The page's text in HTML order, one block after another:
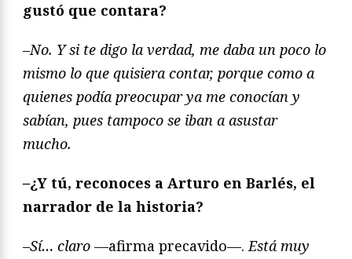
gustó que contara?
–No. Y si te digo la verdad, me daba un poco lo
mismo lo que quisiera contar, porque como a
quienes podía preocupar ya me conocían y
sabían, pues tampoco se iban a asustar
mucho.
–¿Y tú, reconoces a Arturo en Barlés, el
narrador de la historia?
–Sí… claro —afirma precavido—. Está muy